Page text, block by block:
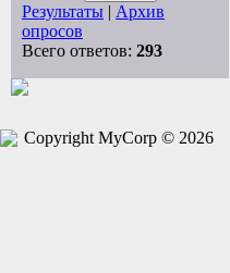
Результаты | Архив
опросов
Всего ответов: 293
Copyright MyCorp © 2026